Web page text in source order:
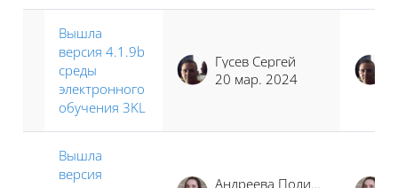
Вышла
версия 4.1.9b
среды
электронного
обучения 3KL
Гусев Сергей
20 мар. 2024
Вышла
версия
Андреева Полина Иосифовна